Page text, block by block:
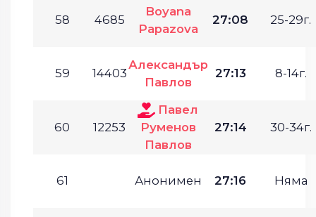
58 4685
Boyana
Papazova
27:08 25-29г.
59 14403
Александър
Павлов
27:13 8-14г.
60 12253
Павел
Руменов
Павлов
27:14 30-34г.
61 Анонимен 27:16 Няма